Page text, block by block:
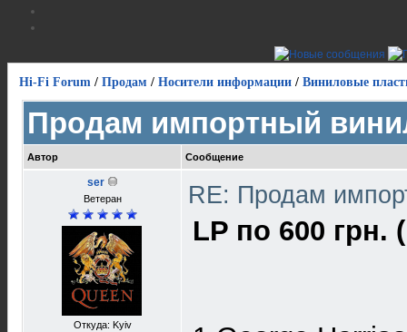
Hi-Fi Forum / Продам / Носители информации / Виниловые
Продам импортный
Автор Сообщение
ser
Ветеран
Откуда: Kyiv
RE: Продам
LP по 600 грн.